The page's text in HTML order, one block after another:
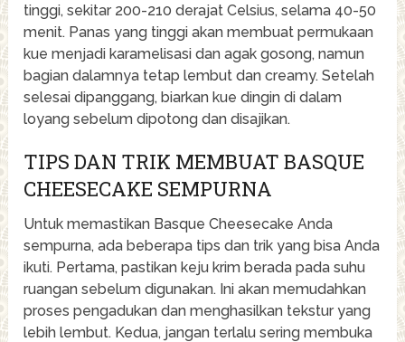
tinggi, sekitar 200-210 derajat Celsius, selama 40-50
menit. Panas yang tinggi akan membuat permukaan
kue menjadi karamelisasi dan agak gosong, namun
bagian dalamnya tetap lembut dan creamy. Setelah
selesai dipanggang, biarkan kue dingin di dalam
loyang sebelum dipotong dan disajikan.
TIPS DAN TRIK MEMBUAT BASQUE
CHEESECAKE SEMPURNA
Untuk memastikan Basque Cheesecake Anda
sempurna, ada beberapa tips dan trik yang bisa Anda
ikuti. Pertama, pastikan keju krim berada pada suhu
ruangan sebelum digunakan. Ini akan memudahkan
proses pengadukan dan menghasilkan tekstur yang
lebih lembut. Kedua, jangan terlalu sering membuka